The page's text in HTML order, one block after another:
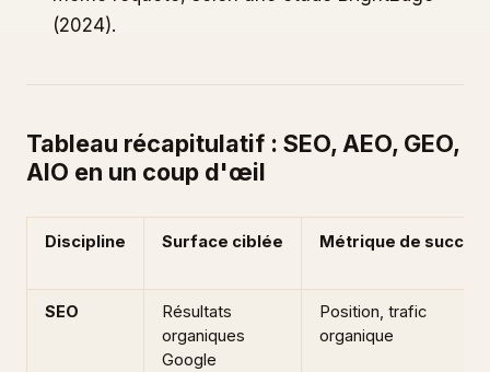
(2024).
Tableau récapitulatif : SEO, AEO, GEO,
AIO en un coup d'œil
Discipline Surface ciblée Métrique de succès
SEO
Résultats
organiques
Google
Position, trafic
organique